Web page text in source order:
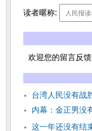
读者暱称:
欢迎您的留言反馈
台湾人民没有战
内幕：金正男没
这一年还没有结